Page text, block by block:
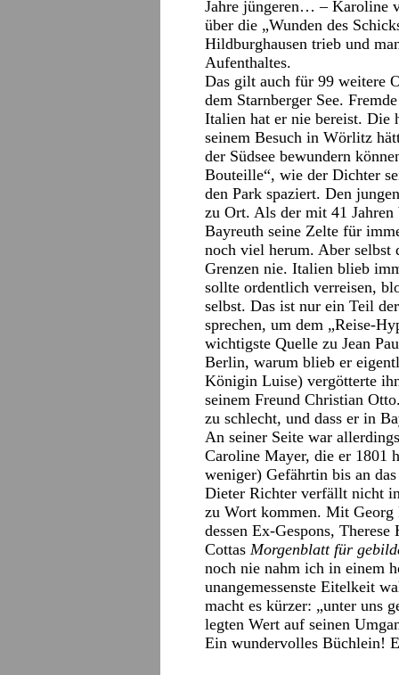
Jahre jüngeren… – Karoline
über die „Wunden des
Hildburghausen trieb und
Aufenthaltes.
Das gilt auch für 99 weitere
dem Starnberger See.
Italien hat er nie bereist. Die
seinem Besuch in Wörlitz
der Südsee bewundern
Bouteille“, wie der Dichter
den Park spaziert. Den
zu Ort. Als der mit 41
Bayreuth seine Zelte für
noch viel herum. Aber selbst
Grenzen nie. Italien blieb
sollte ordentlich verreisen,
selbst. Das ist nur ein Teil
sprechen, um dem „Reise-
wichtigste Quelle zu Jean
Berlin, warum blieb er
Königin Luise) vergötterte
seinem Freund Christian
zu schlecht, und dass er in
An seiner Seite war
Caroline Mayer, die er 1801
weniger) Gefährtin bis an
Dieter Richter verfällt nicht
zu Wort kommen. Mit Georg
dessen Ex-Gespons,
Cottas Morgenblatt für
noch nie nahm ich in einem
unangemessenste Eitelkeit
macht es kürzer: „unter uns
legten Wert auf seinen
Ein wundervolles Büchlein!